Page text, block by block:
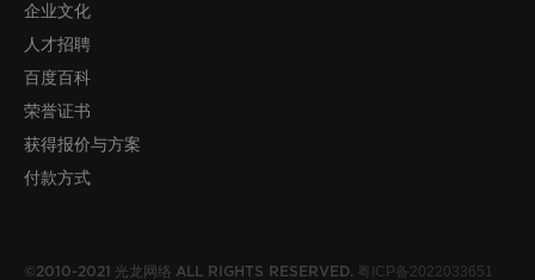
企业文化
人才招聘
百度百科
荣誉证书
获得报价与方案
付款方式
©2010-2021 光龙网络 ALL RIGHTS RESERVED. 粤ICP备2022033651